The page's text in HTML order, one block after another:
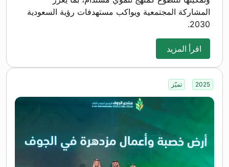
المشاركة المجتمعية ويواكب مستهدفات رؤية السعودية
2030.
اقرأ المزيد
2025 تميّز